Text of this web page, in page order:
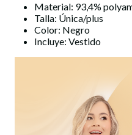
Material: 93,4%
Talla: Única/plus
Color: Negro
Incluye: Vestido